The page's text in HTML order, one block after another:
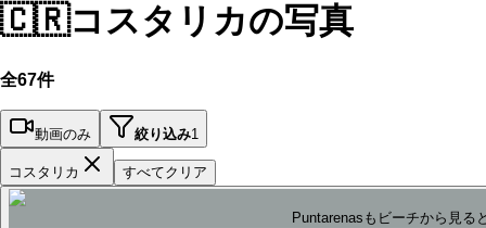
🇨🇷コスタリカの写真
全67件
動画のみ 絞り込み1
コスタリカ すべてクリア
Puntarenasもビーチから見る